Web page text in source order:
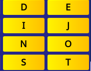
D
E
I
J
N
O
S
T